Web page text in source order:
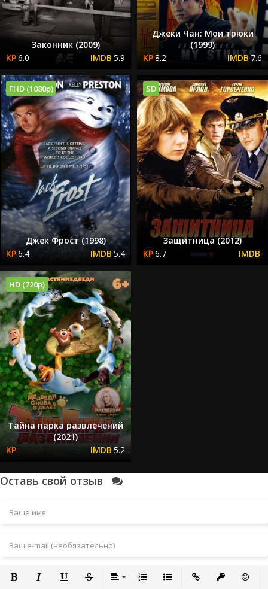
Законник (2009)
6.0
5.9
Джеки Чан: Мои трюки
(1999)
8.2
7.6
FHD (1080p)
Джек Фрост (1998)
6.4
5.4
SD
Защитница (2012)
6.7
HD (720p)
Тайна парка развлечений
(2021)
5.2
Оставь свой отзыв